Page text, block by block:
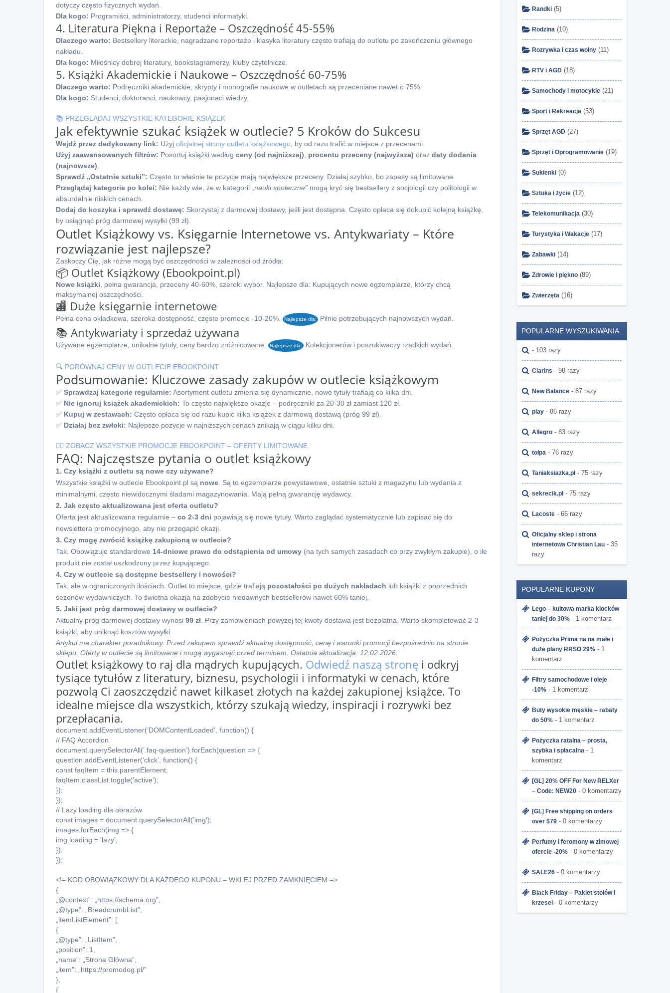
dotyczy często fizycznych wydań.
Dla kogo: Programiści, administratorzy, studenci informatyki.
4. Literatura Piękna i Reportaże – Oszczędność 45-55%
Dlaczego warto: Bestsellery literackie, nagradzane reportaże i klasyka literatury często trafiają do outletu po zakończeniu głównego
nakładu.
Dla kogo: Miłośnicy dobrej literatury, bookstagramerzy, kluby czytelnicze.
5. Książki Akademickie i Naukowe – Oszczędność 60-75%
Dlaczego warto: Podręczniki akademickie, skrypty i monografie naukowe w outletach są przeceniane nawet o 75%.
Dla kogo: Studenci, doktoranci, naukowcy, pasjonaci wiedzy.
📚 PRZEGLĄDAJ WSZYSTKIE KATEGORIE KSIĄŻEK
Jak efektywnie szukać książek w outlecie? 5 Kroków do Sukcesu
Wejdź przez dedykowany link: Użyj oficjalnej strony outletu książkowego , by od razu trafić w miejsce z przecenami.
Użyj zaawansowanych filtrów: Posortuj książki według ceny (od najniższej) procentu przeceny (najwyższa) oraz daty dodania
(najnowsze)
Sprawdź „Ostatnie sztuki”: Często to właśnie te pozycje mają największe przeceny. Działaj szybko, bo zapasy są limitowane.
Przeglądaj kategorie po kolei: Nie każdy wie, że w kategorii „nauki społeczne” mogą kryć się bestsellery z socjologii czy politologii w
absurdalnie niskich cenach.
Dodaj do koszyka i sprawdź dostawę: Skorzystaj z darmowej dostawy, jeśli jest dostępna. Często opłaca się dokupić kolejną książkę,
by osiągnąć próg darmowej wysyłki (99 zł).
Outlet Książkowy vs. Księgarnie Internetowe vs. Antykwariaty – Które
rozwiązanie jest najlepsze?
Zaskoczy Cię, jak różne mogą być oszczędności w zależności od źródła:
📦 Outlet Książkowy (Ebookpoint.pl)
Nowe książki , pełna gwarancja, przeceny 40-60%, szeroki wybór. Najlepsze dla: Kupujących nowe egzemplarze, którzy chcą
maksymalnej oszczędności.
🏬 Duże księgarnie internetowe
Pełna cena okładkowa, szeroka dostępność, częste promocje -10-20%. Najlepsze dla: Pilnie potrzebujących najnowszych wydań.
📚 Antykwariaty i sprzedaż używana
Używane egzemplarze, unikalne tytuły, ceny bardzo zróżnicowane. Najlepsze dla: Kolekcjonerów i poszukiwaczy rzadkich wydań.
🔍 PORÓWNAJ CENY W OUTLECIE EBOOKPOINT
Podsumowanie: Kluczowe zasady zakupów w outlecie książkowym
✅ Sprawdzaj kategorie regularnie: Asortyment outletu zmienia się dynamicznie, nowe tytuły trafiają co kilka dni.
✅ Nie ignoruj książek akademickich: To często największe okazje – podręczniki za 20-30 zł zamiast 120 zł.
✅ Kupuj w zestawach: Często opłaca się od razu kupić kilka książek z darmową dostawą (próg 99 zł).
✅ Działaj bez zwłoki: Najlepsze pozycje w najniższych cenach znikają w ciągu kilku dni.
🏃‍♂️ ZOBACZ WSZYSTKIE PROMOCJE EBOOKPOINT – OFERTY LIMITOWANE
FAQ: Najczęstsze pytania o outlet książkowy
1. Czy książki z outletu są nowe czy używane?
Wszystkie książki w outlecie Ebookpoint.pl są nowe. Są to egzemplarze powystawowe, ostatnie sztuki z magazynu lub wydania z
minimalnymi, często niewidocznymi śladami magazynowania. Mają pełną gwarancję wydawcy.
2. Jak często aktualizowana jest oferta outletu?
Oferta jest aktualizowana regularnie – co 2-3 dni pojawiają się nowe tytuły. Warto zaglądać systematycznie lub zapisać się do
newslettera promocyjnego, aby nie przegapić okazji.
3. Czy mogę zwrócić książkę zakupioną w outlecie?
Tak. Obowiązuje standardowe 14-dniowe prawo do odstąpienia od umowy (na tych samych zasadach co przy zwykłym zakupie), o ile
produkt nie został uszkodzony przez kupującego.
4. Czy w outlecie są dostępne bestsellery i nowości?
Tak, ale w ograniczonych ilościach. Outlet to miejsce, gdzie trafiają pozostałości po dużych nakładach lub książki z poprzednich
sezonów wydawniczych. To świetna okazja na zdobycie niedawnych bestsellerów nawet 60% taniej.
5. Jaki jest próg darmowej dostawy w outlecie?
Aktualny próg darmowej dostawy wynosi 99 zł. Przy zamówieniach powyżej tej kwoty dostawa jest bezpłatna. Warto skompletować 2-3
książki, aby uniknąć kosztów wysyłki.
Artykuł ma charakter poradnikowy. Przed zakupem sprawdź aktualną dostępność, cenę i warunki promocji bezpośrednio na stronie
sklepu. Oferty w outlecie są limitowane i mogą wygasnąć przed terminem. Ostatnia aktualizacja: 12.02.2026.
Outlet książkowy to raj dla mądrych kupujących. Odwiedź naszą stronę i odkryj
tysiące tytułów z literatury, biznesu, psychologii i informatyki w cenach, które
pozwolą Ci zaoszczędzić nawet kilkaset złotych na każdej zakupionej książce. To
idealne miejsce dla wszystkich, którzy szukają wiedzy, inspiracji i rozrywki bez
przepłacania.
document.addEventListener(’DOMContentLoaded’, function() {
// FAQ Accordion
document.querySelectorAll(’.faq-question’).forEach(question => {
question.addEventListener(’click’, function() {
const faqItem = this.parentElement;
faqItem.classList.toggle(’active’);
});
});
// Lazy loading dla obrazów
const images = document.querySelectorAll(’img’);
images.forEach(img => {
img.loading = 'lazy’;
});
});
<!– KOD OBOWIĄZKOWY DLA KAŻDEGO KUPONU – WKLEJ PRZED ZAMKNIĘCIEM –>
{
„@context”: „https://schema.org”,
„@type”: „BreadcrumbList”,
„itemListElement”: [
{
„@type”: „ListItem”,
„position”: 1,
„name”: „Strona Główna”,
„item”: „https://promodog.pl/”
},
{
Randki (5)
Rodzina (10)
Rozrywka i czas wolny (11)
RTV i AGD (18)
Samochody i motocykle (21)
Sport i Rekreacja (53)
Sprzęt AGD (27)
Sprzęt i Oprogramowanie (19)
Sukienki (0)
Sztuka i życie (12)
Telekomunikacja (30)
Turystyka i Wakacje (17)
Zabawki (14)
Zdrowie i piękno (89)
Zwierzęta (16)
POPULARNE WYSZUKIWANIA
- 103 razy
Clarins - 98 razy
New Balance - 87 razy
play - 86 razy
Allegro - 83 razy
tołpa - 76 razy
Taniaksiazka.pl - 75 razy
sekrecik.pl - 75 razy
Lacoste - 66 razy
Oficjalny sklep i strona
internetowa Christian Lau - 35
razy
POPULARNE KUPONY
Lego – kultowa marka klocków
taniej do 30% - 1 komentarz
Pożyczka Prima na na małe i
duże plany RRSO 29% - 1
komentarz
Filtry samochodowe i oleje
-10% - 1 komentarz
Buty wysokie męskie – rabaty
do 50% - 1 komentarz
Pożyczka ratalna – prosta,
szybka i spłacalna - 1
komentarz
[GL] 20% OFF For New RELXer
– Code: NEW20 - 0 komentarzy
[GL] Free shipping on orders
over $79 - 0 komentarzy
Perfumy i feromony w zimowej
ofercie -20% - 0 komentarzy
SALE26 - 0 komentarzy
Black Friday – Pakiet stołów i
krzeseł- 0 komentarzy